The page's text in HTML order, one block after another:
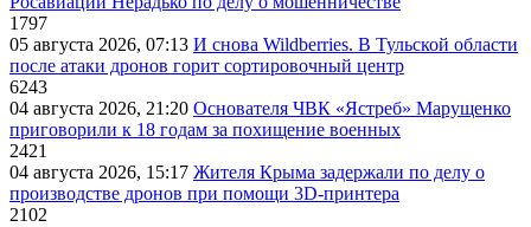
1797
05 августа 2026, 07:13 И снова Wildberries. В Тульской области
после атаки дронов горит сортировочный центр
6243
04 августа 2026, 21:20 Основателя ЧВК «Ястреб» Марущенко
приговорили к 18 годам за похищение военных
2421
04 августа 2026, 15:17 Жителя Крыма задержали по делу о
производстве дронов при помощи 3D‑принтера
2102